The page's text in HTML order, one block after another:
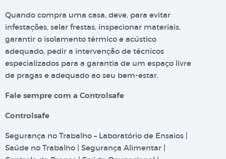
Quando compra uma casa, deve, para evitar
infestações, selar frestas, inspecionar materiais,
garantir o isolamento térmico e acústico
adequado, pedir a intervenção de técnicos
especializados para a garantia de um espaço livre
de pragas e adequado ao seu bem-estar.
Fale sempre com a Controlsafe
Controlsafe
Segurança no Trabalho – Laboratório de Ensaios |
Saúde no Trabalho | Segurança Alimentar |